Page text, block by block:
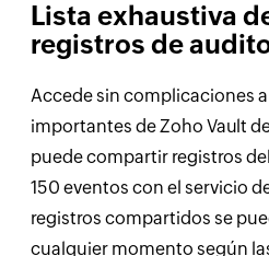
Lista exhaustiva
registros de
Accede sin complicaciones
importantes de Zoho Vault
puede compartir registros
150 eventos con el servicio
registros compartidos se
cualquier momento según